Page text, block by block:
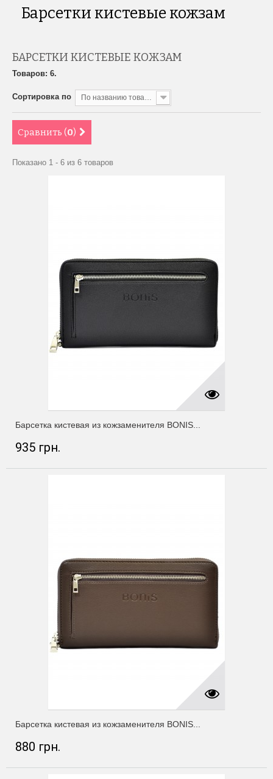
Барсетки кистевые кожзам
БАРСЕТКИ КИСТЕВЫЕ КОЖЗАМ
Товаров: 6.
Сортировка по По названию товара, от А до Я
Сравнить (0)
Показано 1 - 6 из 6 товаров
Барсетка кистевая из кожзаменителя BONIS...
935 грн.
Барсетка кистевая из кожзаменителя BONIS...
880 грн.